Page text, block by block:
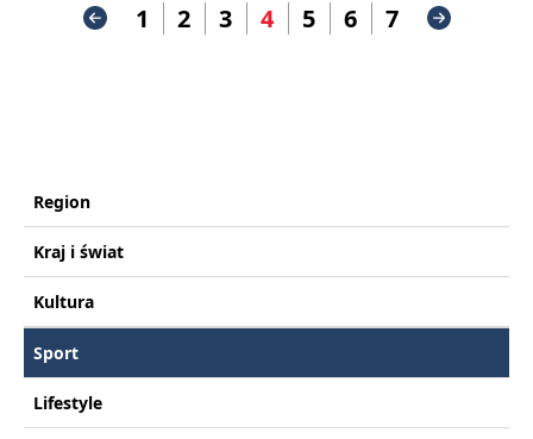
1 2 3 4 5 6 7
Region
Kraj i świat
Kultura
Sport
Lifestyle